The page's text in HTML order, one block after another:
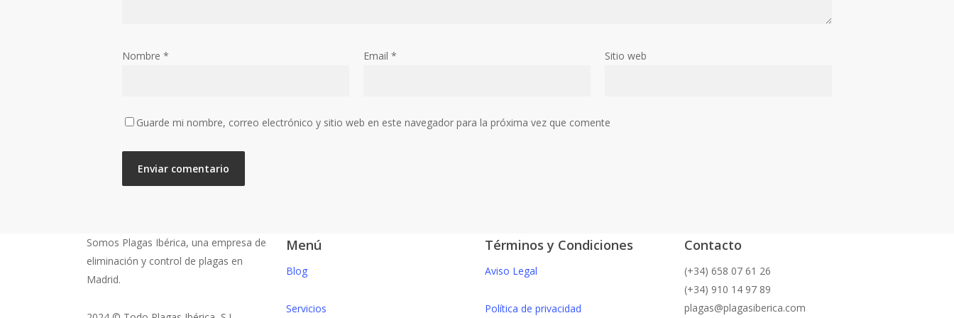
Nombre * Email * Sitio web
Guarde mi nombre, correo electrónico y sitio web en este navegador para la próxima vez que comente
Somos Plagas Ibérica, una empresa de
eliminación y control de plagas en
Madrid.
Menú
Blog
Servicios
Términos y Condiciones
Aviso Legal
Política de privacidad
Contacto
(+34) 658 07 61 26
(+34) 910 14 97 89
plagas@plagasiberica.com